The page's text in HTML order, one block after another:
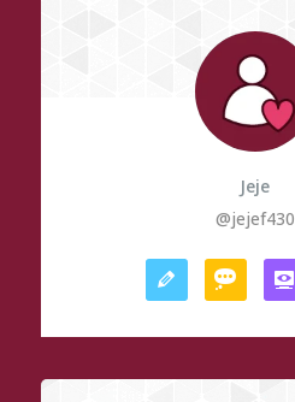
Jeje
@jejef430